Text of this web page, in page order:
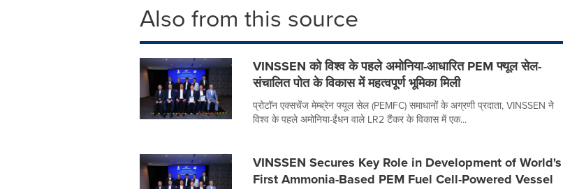
Also from this source
VINSSEN को विश्व के पहले अमोनिया-आधारित PEM फ्यूल सेल-
संचालित पोत के विकास में महत्वपूर्ण भूमिका मिली
प्रोटॉन एक्सचेंज मेम्ब्रेन फ्यूल सेल (PEMFC) समाधानों के अग्रणी प्रदाता, VINSSEN ने
विश्व के पहले अमोनिया-ईंधन वाले LR2 टैंकर के विकास में एक...
VINSSEN Secures Key Role in Development of World's
First Ammonia-Based PEM Fuel Cell-Powered Vessel